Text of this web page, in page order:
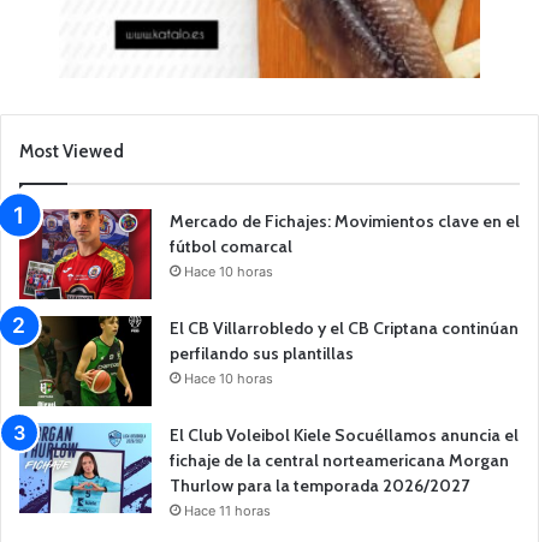
Most Viewed
Mercado de Fichajes: Movimientos clave en el
fútbol comarcal
Hace 10 horas
El CB Villarrobledo y el CB Criptana continúan
perfilando sus plantillas
Hace 10 horas
El Club Voleibol Kiele Socuéllamos anuncia el
fichaje de la central norteamericana Morgan
Thurlow para la temporada 2026/2027
Hace 11 horas